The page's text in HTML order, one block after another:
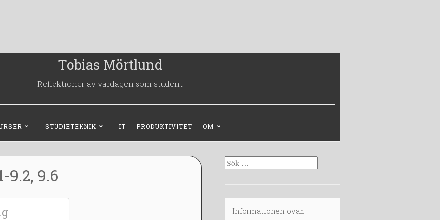
Tobias Mörtlund
Reflektioner av vardagen som student
STUDIETEKNIK IT PRODUKTIVITET OM
9.2, 9.6
Sök
Informationen ovan